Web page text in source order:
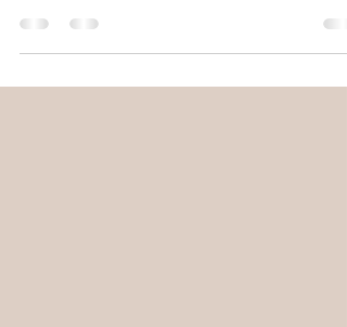
du marché français de l’assurance 2024 ; → La
révision phare de Solvabilité II avec l’arrivée du